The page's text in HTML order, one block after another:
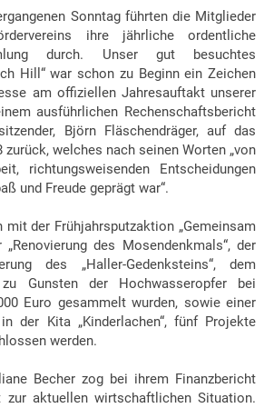
Sonntag führten die Mitglieder
ihre jährliche ordentliche
durch. Unser gut besuchtes
Hill“ war schon zu Beginn ein Zeichen
am offiziellen Jahresauftakt unserer
ausführlichen Rechenschaftsbericht
Björn Fläschendräger, auf das
zurück, welches nach seinen Worten „von
richtungsweisenden Entscheidungen
und Freude geprägt war“.
mit der Frühjahrsputzaktion „Gemeinsam
„Renovierung des Mosendenkmals“, der
des „Haller-Gedenksteins“, dem
zu Gunsten der Hochwasseropfer bei
Euro gesammelt wurden, sowie einer
der Kita „Kinderlachen“, fünf Projekte
werden.
Becher zog bei ihrem Finanzbericht
aktuellen wirtschaftlichen Situation.